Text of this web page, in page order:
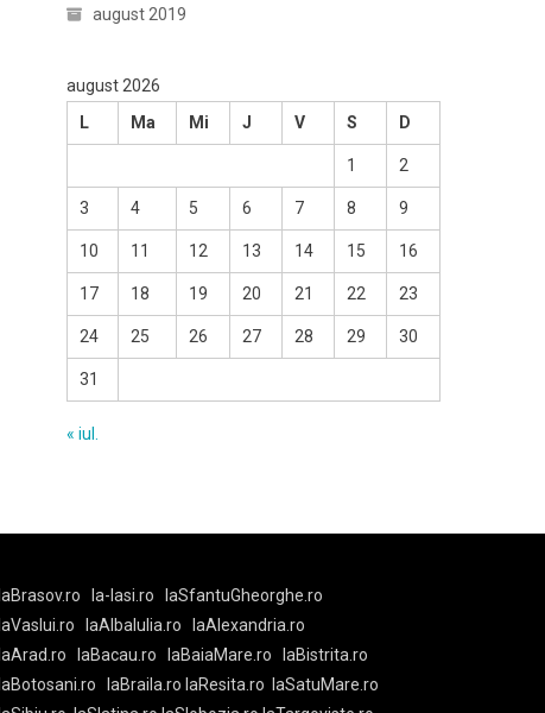
august 2019
august 2026
L
Ma Mi J V S D
1 2
3 4 5 6 7 8 9
10 11 12 13 14 15 16
17 18 19 20 21 22 23
24 25 26 27 28 29 30
31
« iul.
laBrasov.ro la-Iasi.ro
laSfantuGheorghe.ro
laVaslui.ro
laAlbaIulia.ro
laAlexandria.ro
laArad.ro
laBacau.ro laBaiaMare.ro
laBistrita.ro
laBotosani.ro
laBraila.ro laResita.ro
laSatuMare.ro